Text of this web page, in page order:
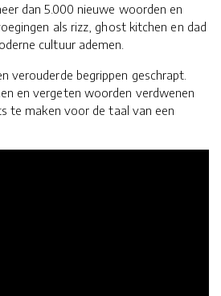
dan 5.000 nieuwe woorden en
als rizz, ghost kitchen en dad
cultuur ademen.
verouderde begrippen geschrapt.
en vergeten woorden verdwenen
te maken voor de taal van een